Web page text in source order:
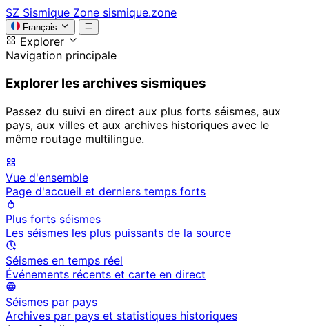
SZ Sismique Zone sismique.zone
Français
Explorer
Navigation principale
Explorer les archives sismiques
Passez du suivi en direct aux plus forts séismes, aux
pays, aux villes et aux archives historiques avec le
même routage multilingue.
Vue d'ensemble
Page d'accueil et derniers temps forts
Plus forts séismes
Les séismes les plus puissants de la source
Séismes en temps réel
Événements récents et carte en direct
Séismes par pays
Archives par pays et statistiques historiques